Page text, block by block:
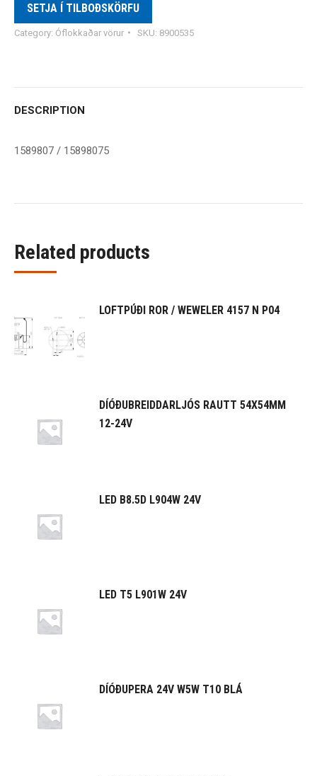
SETJA Í TILBOÐSKÖRFU
Category: Óflokkaðar vörur SKU: 8900535
DESCRIPTION
1589807 / 15898075
Related products
LOFTPÚÐI ROR / WEWELER 4157 N P04
DÍÓÐUBREIDDARLJÓS RAUTT 54X54MM
12-24V
LED B8.5D L904W 24V
LED T5 L901W 24V
DÍÓÐUPERA 24V W5W T10 BLÁ